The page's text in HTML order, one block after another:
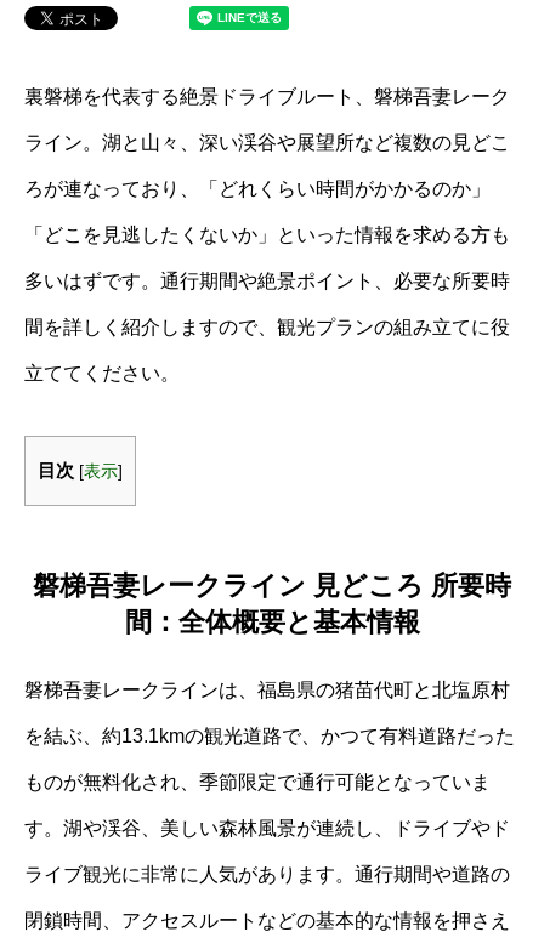
裏磐梯を代表する絶景ドライブルート、磐梯吾妻レーク
ライン。湖と山々、深い渓谷や展望所など複数の見どこ
ろが連なっており、「どれくらい時間がかかるのか」
「どこを見逃したくないか」といった情報を求める方も
多いはずです。通行期間や絶景ポイント、必要な所要時
間を詳しく紹介しますので、観光プランの組み立てに役
立ててください。
目次 [表示]
磐梯吾妻レークライン 見どころ 所要時
間：全体概要と基本情報
磐梯吾妻レークラインは、福島県の猪苗代町と北塩原村
を結ぶ、約13.1kmの観光道路で、かつて有料道路だった
ものが無料化され、季節限定で通行可能となっていま
す。湖や渓谷、美しい森林風景が連続し、ドライブやド
ライブ観光に非常に人気があります。通行期間や道路の
閉鎖時間、アクセスルートなどの基本的な情報を押さえ